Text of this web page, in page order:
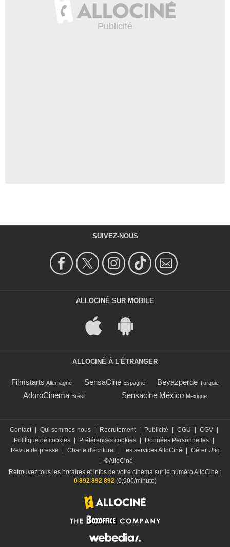
SUIVEZ-NOUS
ALLOCINÉ SUR MOBILE
ALLOCINÉ À L'ÉTRANGER
Filmstarts Allemagne SensaCine Espagne Beyazperde Turquie
AdoroCinema Brésil Sensacine México Mexique
Contact Qui sommes-nous Recrutement Publicité CGU CGV
Politique de cookies
Préférences cookies Données Personnelles
Revue de presse
Charte d'écriture Les services AlloCiné
Gérer Utiq
©AlloCiné
Retrouvez tous les horaires et infos de votre cinéma sur le numéro AlloCiné :
0 892 892 892(0,90€/minute)